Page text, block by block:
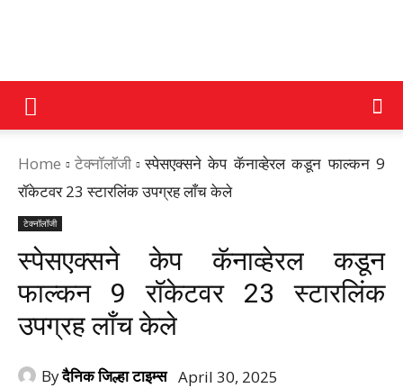
DAINIK
JILHA
Home टेक्नॉलॉजी
स्पेसएक्सने केप कॅनाव्हेरल कडून फाल्कन 9
रॉकेटवर 23 स्टारलिंक उपग्रह लाँच केले
टेक्नॉलॉजी
स्पेसएक्सने केप कॅनाव्हेरल कडून
फाल्कन 9 रॉकेटवर 23 स्टारलिंक
उपग्रह लाँच केले
Byदैनिक जिल्हा टाइम्स April 30, 2025